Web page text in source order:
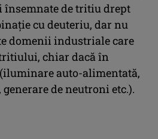
însemnate de tritiu drept
cu deuteriu, dar nu
domenii industriale care
chiar dacă în
auto-alimentată,
de neutroni etc.).